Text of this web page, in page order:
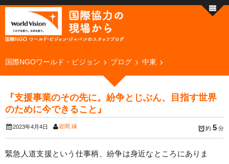
国際NGOワールド・ビジョン ブログ 中東
『支援事業のその先に。紛争とじぶん、目指す世界
のために今できること』
2023年4月4日 岩間 縁 約 5 分
緊急人道支援という仕事柄、紛争は身近なところにありま